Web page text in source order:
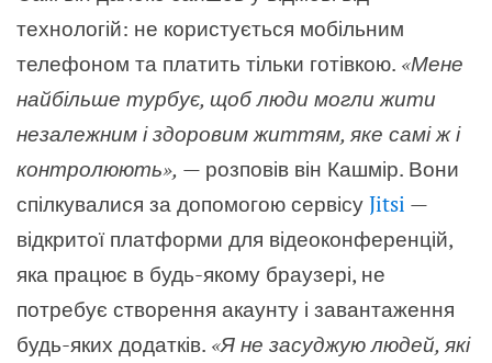
технологій: не користується мобільним
телефоном та платить тільки готівкою. «Мене
найбільше турбує, щоб люди могли жити
незалежним і здоровим життям, яке самі ж і
контролюють», — розповів він Кашмір. Вони
спілкувалися за допомогою сервісу Jitsi —
відкритої платформи для відеоконференцій,
яка працює в будь-якому браузері, не
потребує створення акаунту і завантаження
будь-яких додатків. «Я не засуджую людей, які